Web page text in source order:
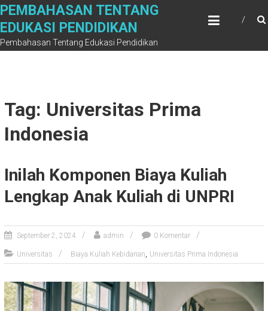
Skip
content
PEMBAHASAN TENTANG
EDUKASI PENDIDIKAN
Pembahasan Tentang Edukasi Pendidikan
Tag: Universitas Prima
Indonesia
Inilah Komponen Biaya Kuliah
Lengkap Anak Kuliah di UNPRI
September 2, 2024 admin 0 Komentar
Universitas Biaya Kuliah Kebidanan, Universitas Prima Indonesia